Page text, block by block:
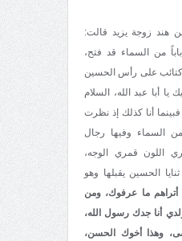
هند زوجة يزيد قالت:
من السماء قد فتح،
كتائب على رأس الحسين
أبا عبد الله، السلام
أنا كذلك إذ نظرت
السماء وفيها رجال
اللون قمري الوجه،
الحسين يقبلها وهو
أتراهم ما عرفوك، ومن
أنا جدك رسول الله،
وهذا أخوك الحسن،